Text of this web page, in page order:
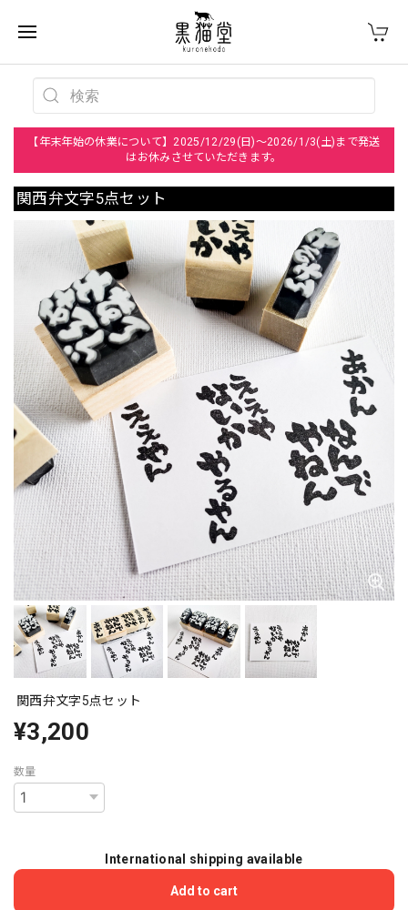
【年末年始の休業について】2025/12/29(日)～2026/1/3(土)まで発送
はお休みさせていただきます。
関西弁文字5点セット
関西弁文字5点セット
¥3,200
数量
International shipping available
Add to cart